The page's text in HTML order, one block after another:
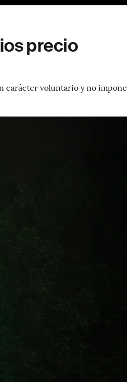
precio
carácter voluntario y no impone